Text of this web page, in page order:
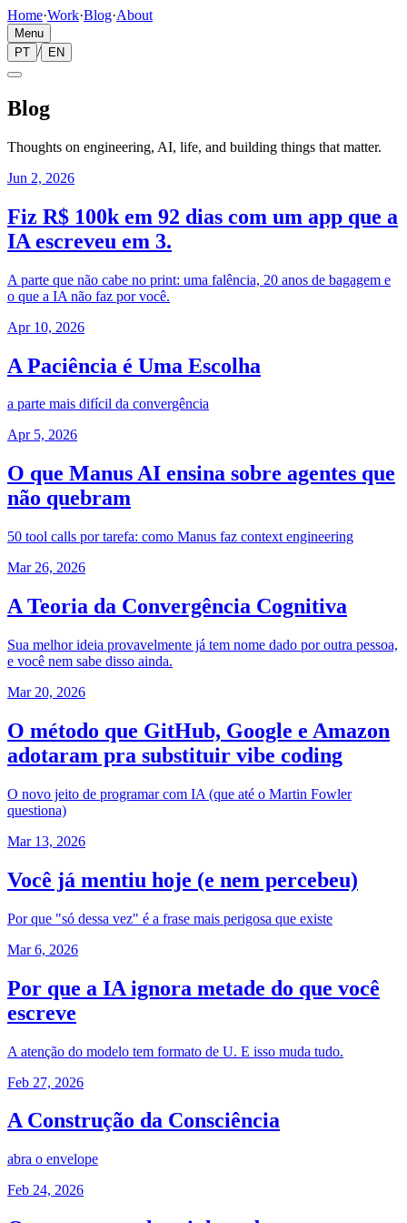
Home·Work·Blog·About
Menu
PT / EN
Blog
Thoughts on engineering, AI, life, and building things that matter.
Jun 2, 2026
Fiz R$ 100k em 92 dias com um app que a
IA escreveu em 3.
A parte que não cabe no print: uma falência, 20 anos de bagagem e
o que a IA não faz por você.
Apr 10, 2026
A Paciência é Uma Escolha
a parte mais difícil da convergência
Apr 5, 2026
O que Manus AI ensina sobre agentes que
não quebram
50 tool calls por tarefa: como Manus faz context engineering
Mar 26, 2026
A Teoria da Convergência Cognitiva
Sua melhor ideia provavelmente já tem nome dado por outra pessoa,
e você nem sabe disso ainda.
Mar 20, 2026
O método que GitHub, Google e Amazon
adotaram pra substituir vibe coding
O novo jeito de programar com IA (que até o Martin Fowler
questiona)
Mar 13, 2026
Você já mentiu hoje (e nem percebeu)
Por que "só dessa vez" é a frase mais perigosa que existe
Mar 6, 2026
Por que a IA ignora metade do que você
escreve
A atenção do modelo tem formato de U. E isso muda tudo.
Feb 27, 2026
A Construção da Consciência
abra o envelope
Feb 24, 2026